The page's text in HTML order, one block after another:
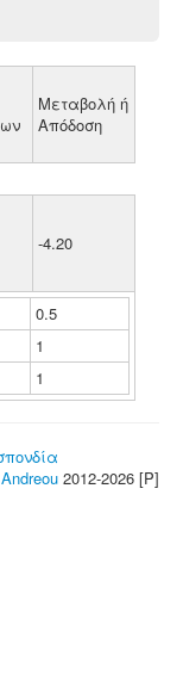
Μεταβολή ή
Απόδοση
-4.20
0.5
1
1
2012-2026 [P]